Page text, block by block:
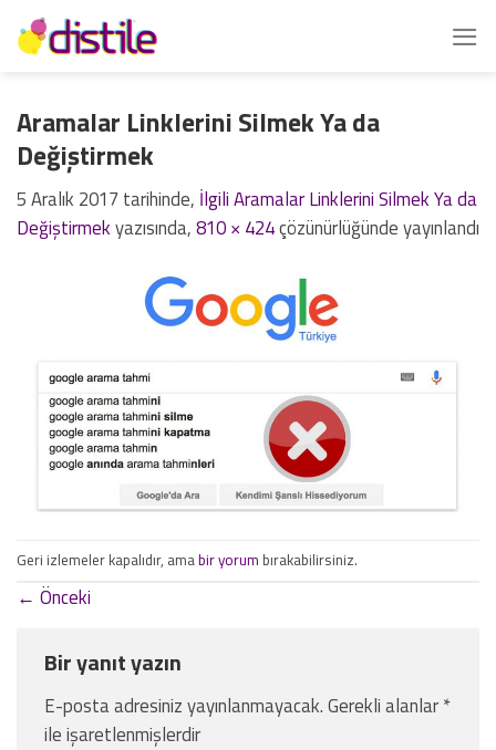
İçeriğe
atla
Aramalar Linklerini Silmek Ya da
Değiştirmek
5 Aralık 2017 tarihinde, İlgili Aramalar Linklerini Silmek Ya da
Değiştirmekyazısında,810 × 424çözünürlüğünde yayınlandı
Geri izlemeler kapalıdır, amabir yorum bırakabilirsiniz.
← Önceki
Bir yanıt yazın
E-posta adresiniz yayınlanmayacak.Gerekli alanlar*
ile işaretlenmişlerdir